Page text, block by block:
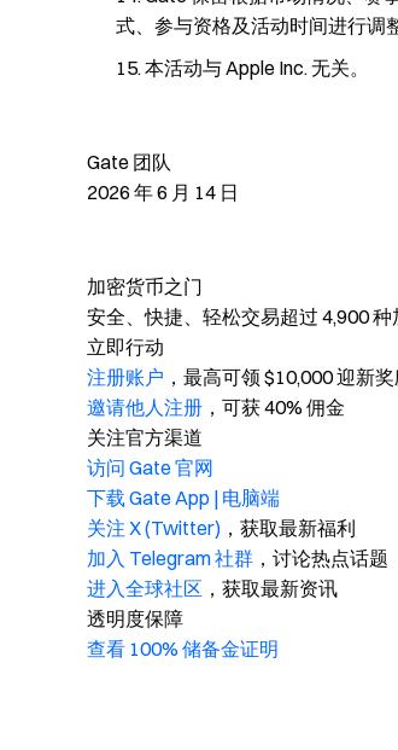
式、参与资格及活动时间进行调
本活动与 Apple Inc. 无关。
Gate 团队
2026 年 6 月 14 日
加密货币之门
安全、快捷、轻松交易超过 4,900 种
立即行动
注册账户 ，最高可领 $10,000 迎新
邀请他人注册 ，可获 40% 佣金
关注官方渠道
访问 Gate 官网
下载 Gate App | 电脑端
关注 X (Twitter) ，获取最新福利
加入 Telegram 社群 ，讨论热点话题
进入全球社区 ，获取最新资讯
透明度保障
查看 100% 储备金证明